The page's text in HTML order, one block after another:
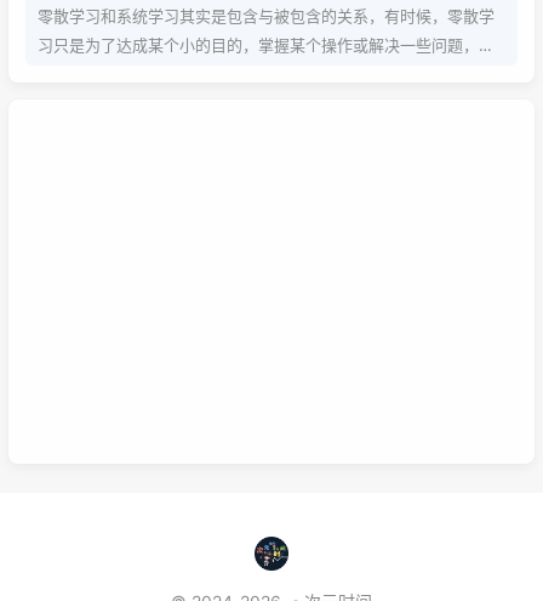
零散学习和系统学习其实是包含与被包含的关系，有时候，零散学
习只是为了达成某个小的目的，掌握某个操作或解决一些问题，而